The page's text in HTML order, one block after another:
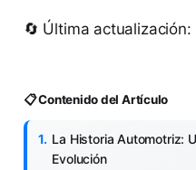
🔄 Última
📋 Contenido del Artículo
La Historia Automotriz:
Evolución